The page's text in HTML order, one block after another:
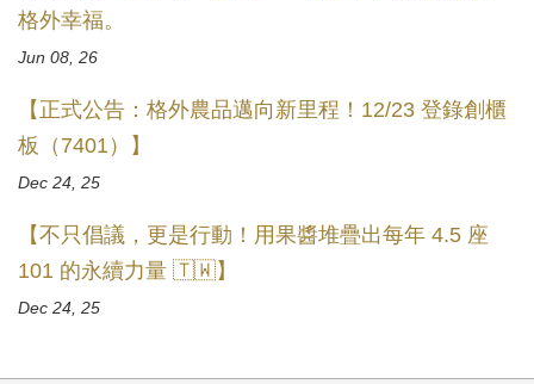
格外幸福。
Jun 08, 26
【正式公告：格外農品邁向新里程！12/23 登錄創櫃
板（7401）】
Dec 24, 25
【不只倡議，更是行動！用果醬堆疊出每年 4.5 座
101 的永續力量 🇹🇼】
Dec 24, 25